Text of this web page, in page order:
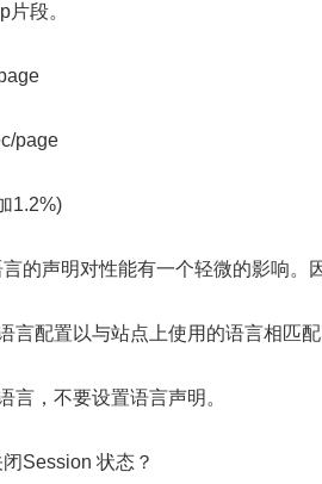
段。
page
1.2%)
声明对性能有一个轻微的影响。
配置以与站点上使用的语言相匹配
，不要设置语言声明。
Session 状态？